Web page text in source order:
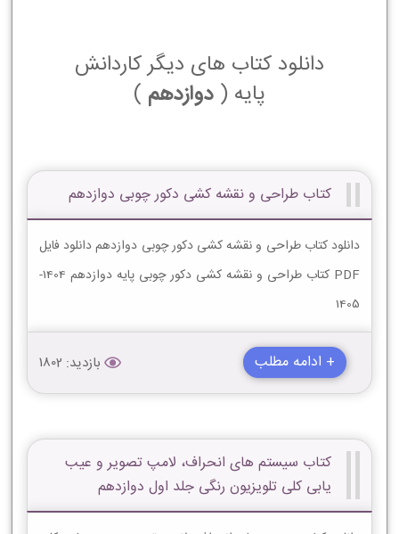
دانلود کتاب های دیگر کاردانش
پایه ( دوازدهم )
کتاب طراحی و نقشه کشی دکور چوبی دوازدهم
دانلود کتاب طراحی و نقشه کشی دکور چوبی دوازدهم دانلود فایل
PDF کتاب طراحی و نقشه کشی دکور چوبی پایه دوازدهم 1404-
1405
+ ادامه مطلب بازدید: 1802
کتاب سیستم هاى انحراف، لامپ تصویر و عیب
یابى کلى تلویزیون رنگى جلد اول دوازدهم